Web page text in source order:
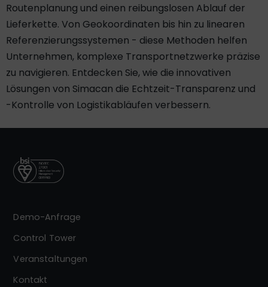
Routenplanung und einen reibungslosen Ablauf der
Lieferkette. Von Geokoordinaten bis hin zu linearen
Referenzierungssystemen - diese Methoden helfen
Unternehmen, komplexe Transportnetzwerke präzise
zu navigieren. Entdecken Sie, wie die innovativen
Lösungen von Simacan die Echtzeit-Transparenz und
-Kontrolle von Logistikabläufen verbessern.
Demo-Anfrage
Control Tower
Veranstaltungen
Kontakt